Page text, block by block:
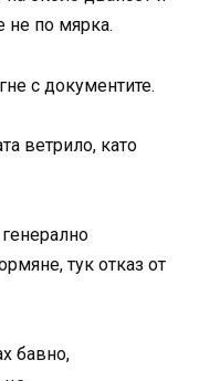
не по мярка.
с документите.
ветрило, като
тук отказ от
бавно,